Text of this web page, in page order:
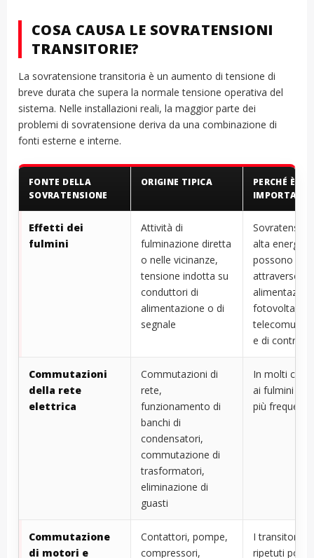
COSA CAUSA LE SOVRATENSIONI
TRANSITORIE?
La sovratensione transitoria è un aumento di tensione di
breve durata che supera la normale tensione operativa del
sistema. Nelle installazioni reali, la maggior parte dei
problemi di sovratensione deriva da una combinazione di
fonti esterne e interne.
FONTE DELLA
SOVRATENSIONE
ORIGINE TIPICA
PERCHÉ È
Effetti dei
fulmini
Attività di
fulminazione diretta
o nelle vicinanze,
tensione indotta su
conduttori di
alimentazione o di
segnale
alta energia
possono
attraverso
e di controllo
Commutazioni
della rete
elettrica
Commutazioni di
rete,
funzionamento di
banchi di
condensatori,
commutazione di
trasformatori,
eliminazione di
guasti
In molti casi
ai fulmini
più frequenti
Commutazione
di motori e
Contattori, pompe,
compressori,
I transitori
ripetuti